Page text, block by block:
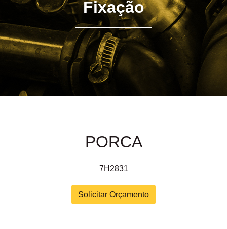
Fixação
PORCA
7H2831
Solicitar Orçamento